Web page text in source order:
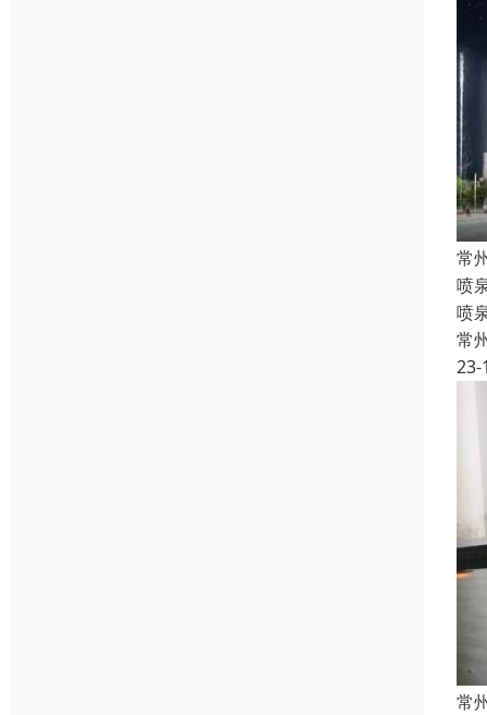
常
喷
喷
常
23-
常